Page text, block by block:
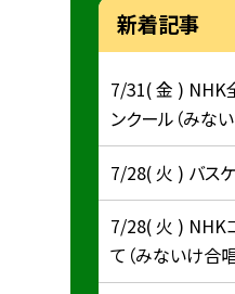
新着記事
7/31( 金 ) NHK
ンクール（みな
7/28( 火 ) バス
7/28( 火 ) NHK
て（みないけ合唱